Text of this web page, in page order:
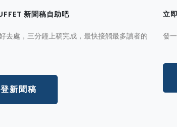
新聞稿自助吧
去處，三分鐘上稿完成，最快接觸最多讀者的
新聞稿
立
發